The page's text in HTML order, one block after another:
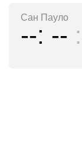
Сан Пауло
-- --